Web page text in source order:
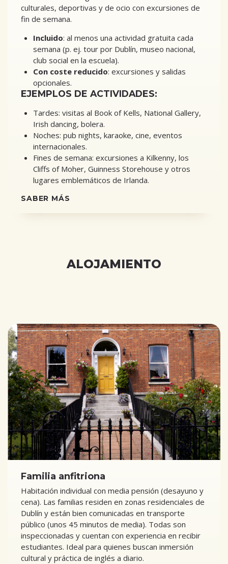
culturales, deportivas y de ocio con excursiones de
fin de semana.
Incluido: al menos una actividad gratuita cada
semana (p. ej. tour por Dublín, museo nacional,
club social en la escuela).
Con coste reducido: excursiones y salidas
opcionales.
EJEMPLOS DE ACTIVIDADES:
Tardes: visitas al Book of Kells, National Gallery,
Irish dancing, bolera.
Noches: pub nights, karaoke, cine, eventos
internacionales.
Fines de semana: excursiones a Kilkenny, los
Cliffs of Moher, Guinness Storehouse y otros
lugares emblemáticos de Irlanda.
SABER MÁS
ALOJAMIENTO
Familia anfitriona
Habitación individual con media pensión (desayuno y
cena). Las familias residen en zonas residenciales de
Dublín y están bien comunicadas en transporte
público (unos 45 minutos de media). Todas son
inspeccionadas y cuentan con experiencia en recibir
estudiantes. Ideal para quienes buscan inmersión
cultural y práctica de inglés a diario.